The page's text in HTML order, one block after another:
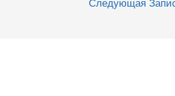
Следующая